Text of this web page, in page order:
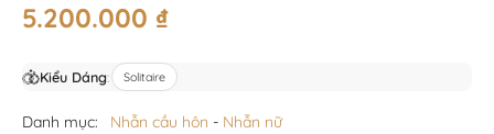
5.200.000 ₫
Kiểu Dáng: Solitaire
Danh mục: Nhẫn cầu hôn - Nhẫn nữ